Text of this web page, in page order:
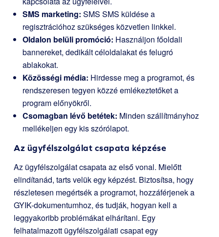
SMS marketing: SMS SMS küldése a
regisztrációhoz szükséges közvetlen linkkel.
Oldalon belüli promóció: Használjon főoldali
bannereket, dedikált céloldalakat és felugró
ablakokat.
Közösségi média: Hirdesse meg a programot, és
rendszeresen tegyen közzé emlékeztetőket a
program előnyökről.
Csomagban lévő betétek: Minden szállítmányhoz
mellékeljen egy kis szórólapot.
Az ügyfélszolgálat csapata képzése
Az ügyfélszolgálat csapata az első vonal. Mielőtt
elindítanád, tarts velük egy képzést. Biztosítsa, hogy
részletesen megértsék a programot, hozzáférjenek a
GYIK-dokumentumhoz, és tudják, hogyan kell a
leggyakoribb problémákat elhárítani. Egy
felhatalmazott ügyfélszolgálati csapat egy